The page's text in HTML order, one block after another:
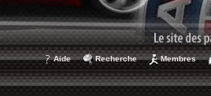
Aide Recherche Membres